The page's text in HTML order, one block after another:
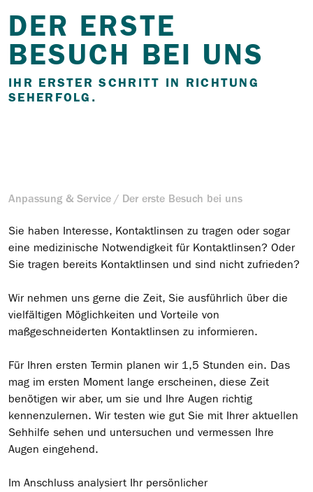
DER ERSTE
BESUCH BEI UNS
IHR ERSTER SCHRITT IN RICHTUNG
SEHERFOLG.
Anpassung & Service Der erste Besuch bei uns
Sie haben Interesse, Kontaktlinsen zu tragen oder sogar
eine medizinische Notwendigkeit für Kontaktlinsen? Oder
Sie tragen bereits Kontaktlinsen und sind nicht zufrieden?
Wir nehmen uns gerne die Zeit, Sie ausführlich über die
vielfältigen Möglichkeiten und Vorteile von
maßgeschneiderten Kontaktlinsen zu informieren.
Für Ihren ersten Termin planen wir 1,5 Stunden ein. Das
mag im ersten Moment lange erscheinen, diese Zeit
benötigen wir aber, um sie und Ihre Augen richtig
kennenzulernen. Wir testen wie gut Sie mit Ihrer aktuellen
Sehhilfe sehen und untersuchen und vermessen Ihre
Augen eingehend.
Im Anschluss analysiert Ihr persönlicher